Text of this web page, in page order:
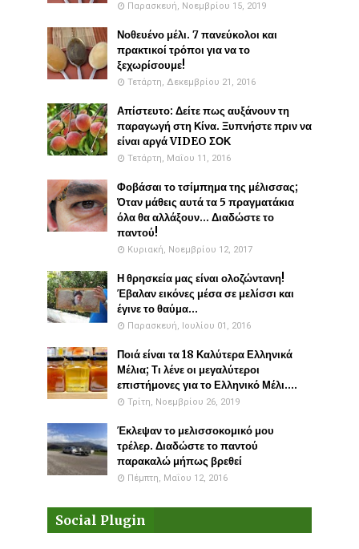
Παρασκευή, Νοεμβρίου 15, 2019
Νοθευένο μέλι. 7 πανεύκολοι και
πρακτικοί τρόποι για να το
ξεχωρίσουμε!
Τετάρτη, Δεκεμβρίου 21, 2016
Απίστευτο: Δείτε πως αυξάνουν τη
παραγωγή στη Κίνα. Ξυπνήστε πριν να
είναι αργά VIDEO ΣΟΚ
Τετάρτη, Μαΐου 11, 2016
Φοβάσαι το τσίμπημα της μέλισσας;
Όταν μάθεις αυτά τα 5 πραγματάκια
όλα θα αλλάξουν... Διαδώστε το
παντού!
Κυριακή, Νοεμβρίου 12, 2017
Η θρησκεία μας είναι ολοζώντανη!
Έβαλαν εικόνες μέσα σε μελίσσι και
έγινε το θαύμα...
Παρασκευή, Ιουλίου 01, 2016
Ποιά είναι τα 18 Καλύτερα Ελληνικά
Μέλια; Τι λένε οι μεγαλύτεροι
επιστήμονες για το Ελληνικό Μέλι....
Τρίτη, Νοεμβρίου 26, 2019
Έκλεψαν το μελισσοκομικό μου
τρέλερ. Διαδώστε το παντού
παρακαλώ μήπως βρεθεί
Πέμπτη, Μαΐου 12, 2016
Social Plugin